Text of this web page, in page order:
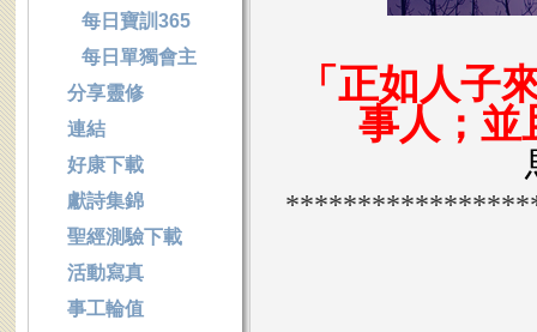
「正如人子
事人；並
每日寶訓365
每日單獨會主
分享靈修
連結
好康下載
獻詩集錦
聖經測驗下載
活動寫真
事工輪值